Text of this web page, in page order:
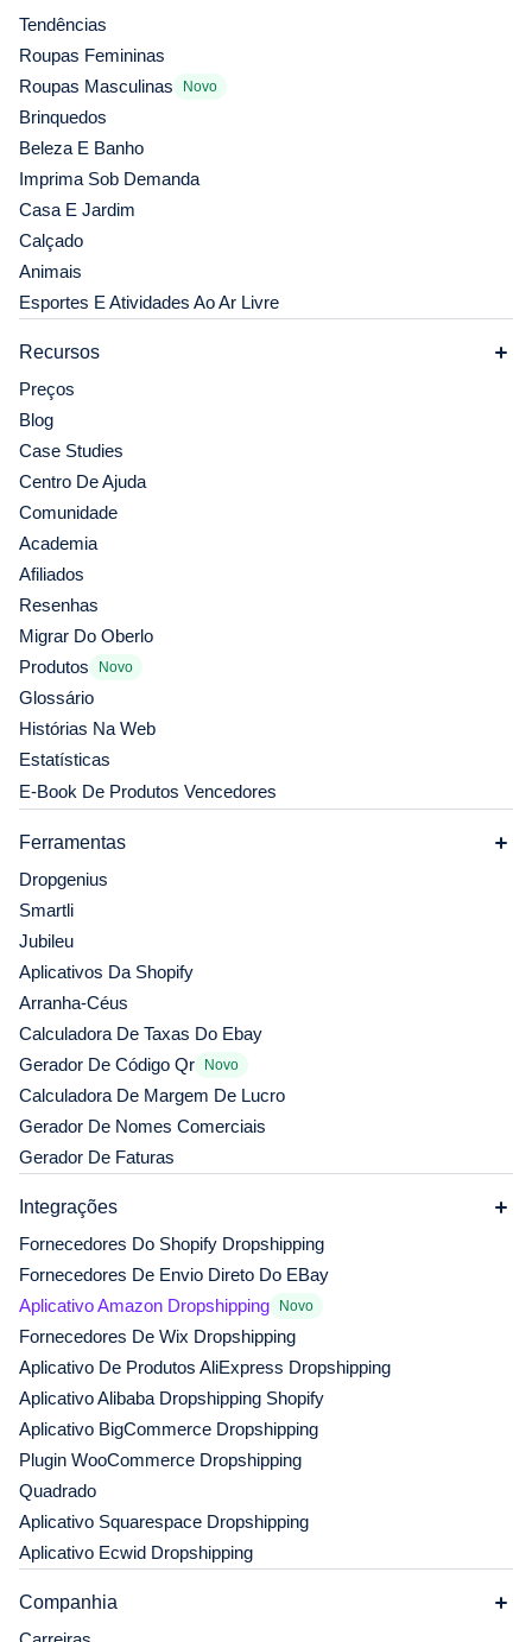
Tendências
Roupas Femininas
Roupas Masculinas
Novo
Brinquedos
Beleza E Banho
Imprima Sob Demanda
Casa E Jardim
Calçado
Animais
Esportes E Atividades Ao Ar Livre
Recursos
Preços
Blog
Case Studies
Centro De Ajuda
Comunidade
Academia
Afiliados
Resenhas
Migrar Do Oberlo
Produtos
Novo
Glossário
Histórias Na Web
Estatísticas
E-Book De Produtos Vencedores
Ferramentas
Dropgenius
Smartli
Jubileu
Aplicativos Da Shopify
Arranha-Céus
Calculadora De Taxas Do Ebay
Gerador De Código Qr
Novo
Calculadora De Margem De Lucro
Gerador De Nomes Comerciais
Gerador De Faturas
Integrações
Fornecedores Do Shopify Dropshipping
Fornecedores De Envio Direto Do EBay
Aplicativo Amazon Dropshipping
Novo
Fornecedores De Wix Dropshipping
Aplicativo De Produtos AliExpress Dropshipping
Aplicativo Alibaba Dropshipping Shopify
Aplicativo BigCommerce Dropshipping
Plugin WooCommerce Dropshipping
Quadrado
Aplicativo Squarespace Dropshipping
Aplicativo Ecwid Dropshipping
Companhia